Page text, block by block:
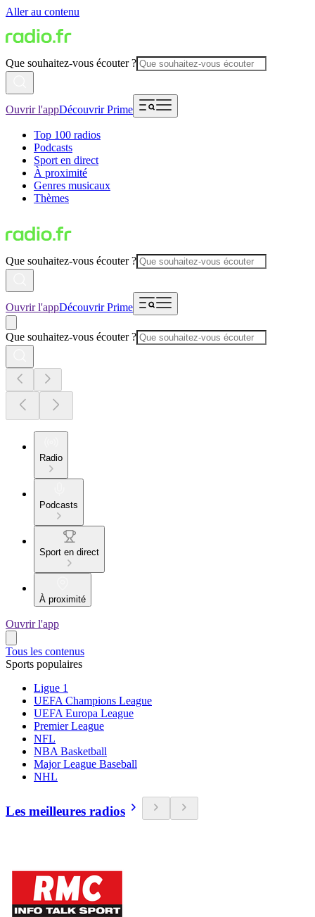
Aller au contenu
Que souhaitez-vous écouter ?
Ouvrir l'appDécouvrir Prime
Top 100 radios
Podcasts
Sport en direct
À proximité
Genres musicaux
Thèmes
Que souhaitez-vous écouter ?
Ouvrir l'appDécouvrir Prime
Que souhaitez-vous écouter ?
Radio
Podcasts
Sport en direct
À proximité
Ouvrir l'app
Tous les contenus
Sports populaires
Ligue 1
UEFA Champions League
UEFA Europa League
Premier League
NFL
NBA Basketball
Major League Baseball
NHL
Les meilleures radios